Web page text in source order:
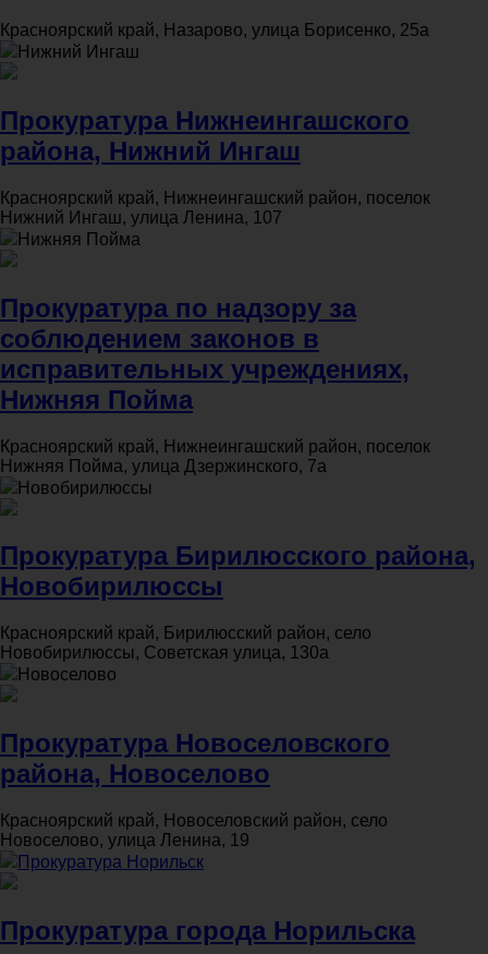
Красноярский край, Назарово, улица Борисенко, 25а
Нижний Ингаш
Прокуратура Нижнеингашского
района, Нижний Ингаш
Красноярский край, Нижнеингашский район, поселок
Нижний Ингаш, улица Ленина, 107
Нижняя Пойма
Прокуратура по надзору за
соблюдением законов в
исправительных учреждениях,
Нижняя Пойма
Красноярский край, Нижнеингашский район, поселок
Нижняя Пойма, улица Дзержинского, 7а
Новобирилюссы
Прокуратура Бирилюсского района,
Новобирилюссы
Красноярский край, Бирилюсский район, село
Новобирилюссы, Советская улица, 130а
Новоселово
Прокуратура Новоселовского
района, Новоселово
Красноярский край, Новоселовский район, село
Новоселово, улица Ленина, 19
Прокуратура Норильск
Прокуратура города Норильска